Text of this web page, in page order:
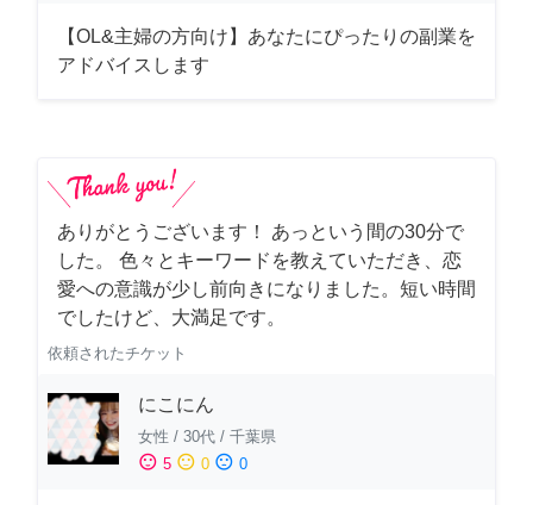
【OL&主婦の方向け】あなたにぴったりの副業を
アドバイスします
ありがとうございます！ あっという間の30分で
した。 色々とキーワードを教えていただき、恋
愛への意識が少し前向きになりました。短い時間
でしたけど、大満足です。
依頼されたチケット
にこにん
女性 / 30代 / 千葉県
sentiment_satisfied 5 sentiment_neutral 0 sentiment_dissatisfied 0